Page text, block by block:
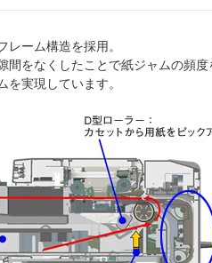
レーム構造を採用。
間をなくしたことで紙ジャムの頻
実現しています。